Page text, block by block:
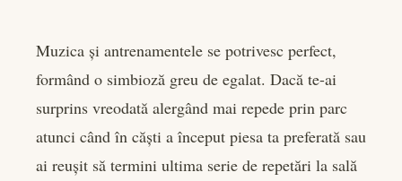
Muzica și antrenamentele se potrivesc perfect,
formând o simbioză greu de egalat. Dacă te-ai
surprins vreodată alergând mai repede prin parc
atunci când în căști a început piesa ta preferată sau
ai reușit să termini ultima serie de repetări la sală